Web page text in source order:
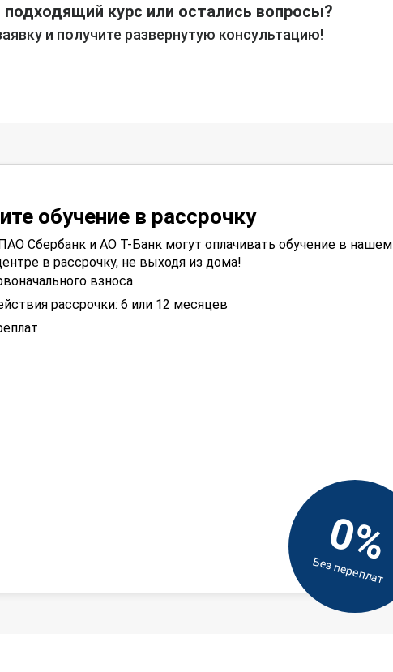
курс или остались вопросы?
и получите развернутую консультацию!
обучение в рассрочку
Сбербанк и АО Т-Банк могут оплачивать обучение в нашем
в рассрочку, не выходя из дома!
взноса
рассрочки: 6 или 12 месяцев
0%
Без переплат